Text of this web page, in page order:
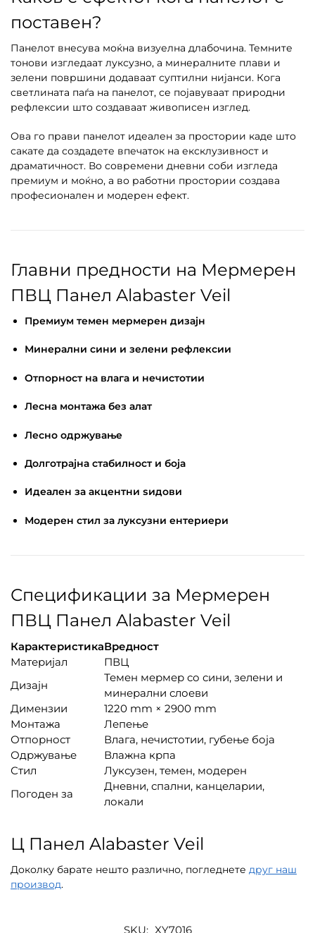
поставен?
Панелот внесува моќна визуелна длабочина. Темните
тонови изгледаат луксузно, а минералните плави и
зелени површини додаваат суптилни нијанси. Кога
светлината паѓа на панелот, се појавуваат природни
рефлексии што создаваат живописен изглед.
Ова го прави панелот идеален за простории каде што
сакате да создадете впечаток на ексклузивност и
драматичност. Во современи дневни соби изгледа
премиум и моќно, а во работни простории создава
професионален и модерен ефект.
Главни предности на Мермерен
ПВЦ Панел Alabaster Veil
Премиум темен мермерен дизајн
Минерални сини и зелени рефлексии
Отпорност на влага и нечистотии
Лесна монтажа без алат
Лесно одржување
Долготрајна стабилност и боја
Идеален за акцентни ѕидови
Модерен стил за луксузни ентериери
Спецификации за Мермерен
ПВЦ Панел Alabaster Veil
КарактеристикаВредност
Материјал
ПВЦ
Дизајн
Темен мермер со сини, зелени и
минерални слоеви
Димензии
1220 mm × 2900 mm
Монтажа
Лепење
Отпорност
Влага, нечистотии, губење боја
Одржување
Влажна крпа
Стил
Луксузен, темен, модерен
Погоден за
Дневни, спални, канцеларии,
локали
Ц Панел Alabaster Veil
Доколку барате нешто различно, погледнете друг наш
производ.
SKU: XY7016